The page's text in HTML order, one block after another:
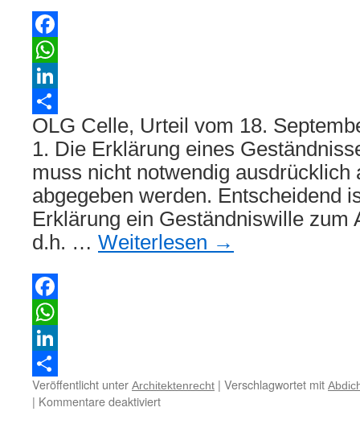
Facebook
WhatsApp
LinkedIn
Teilen
OLG Celle, Urteil vom 18.
1. Die Erklärung eines
muss nicht notwendig ausdrücklich
abgegeben werden. Entscheidend
Erklärung ein Geständniswille zum
d.h. … Weiterlesen →
Facebook
WhatsApp
LinkedIn
Teilen
Veröffentlicht unter Architektenrecht | Verschlagwortet mit
| Kommentare deaktiviertfür